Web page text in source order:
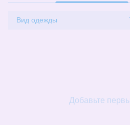
Вид одежды
Добавьте